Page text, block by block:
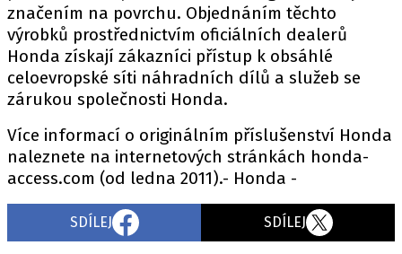
značením na povrchu. Objednáním těchto
výrobků prostřednictvím oficiálních dealerů
Honda získají zákazníci přístup k obsáhlé
celoevropské síti náhradních dílů a služeb se
zárukou společnosti Honda.
Více informací o originálním příslušenství Honda
naleznete na internetových stránkách honda-
access.com (od ledna 2011).- Honda -
SDÍLEJ SDÍLEJ